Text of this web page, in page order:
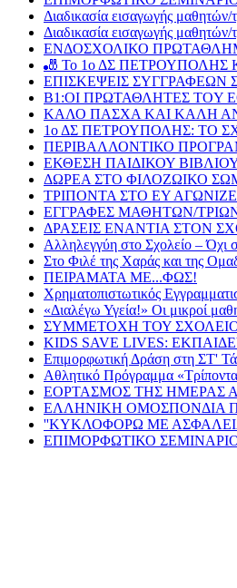
Διαδικασία εισαγωγής
Διαδικασία εισαγωγής
ΕΝΔΟΣΧΟΛΙΚΟ
🎳 Το 1ο ΔΣ ΠΕΤΡΟΥΠΟΛΗΣ
ΕΠΙΣΚΕΨΕΙΣ ΣΥΓΓΡΑΦΕΩΝ
Β1:ΟΙ ΠΡΩΤΑΘΛΗΤΕΣ TOY
ΚΑΛΟ ΠΑΣΧΑ ΚΑΙ ΚΑΛΗ
1ο ΔΣ ΠΕΤΡΟΥΠΟΛΗΣ: ΤΟ
ΠΕΡΙΒΑΛΛΟΝΤΙΚΟ
ΕΚΘΕΣΗ ΠΑΙΔΙΚΟΥ
ΔΩΡΕΑ ΣΤΟ ΦΙΛΟΖΩΙΚΟ
ΤΡΙΠΟΝΤΑ ΣΤΟ ΕΥ
ΕΓΓΡΑΦΕΣ ΜΑΘΗΤΩΝ/
ΔΡΑΣΕΙΣ ΕΝΑΝΤΙΑ ΣΤΟΝ
Αλληλεγγύη στο Σχολείο – Όχι
Στο Φιλέ της Χαράς και της
ΠΕΙΡΑΜΑΤΑ ΜΕ...ΦΩΣ!
Xρηματοπιστωτικός
«Διαλέγω Υγεία!» Οι μικροί
ΣΥΜΜΕΤΟΧΗ ΤΟΥ
KIDS SAVE LIVES:
Επιμορφωτική Δράση στη ΣΤ'
Αθλητικό Πρόγραμμα
ΕΟΡΤΑΣΜΟΣ ΤΗΣ ΗΜΕΡΑΣ
ΕΛΛΗΝΙΚΗ ΟΜΟΣΠΟΝΔΙΑ
''ΚΥΚΛΟΦΟΡΩ ΜΕ
ΕΠΙΜΟΡΦΩΤΙΚΟ